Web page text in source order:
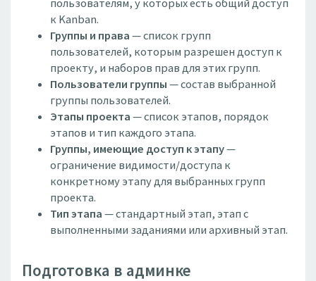
к Kanban.
Группы и права— список групп
пользователей, которым разрешен доступ к
проекту, и наборов прав для этих групп.
Пользователи группы— состав выбранной
группы пользователей.
Этапы проекта— список этапов, порядок
этапов и тип каждого этапа.
Группы, имеющие доступ к этапу—
ограничение видимости/доступа к
конкретному этапу для выбранных групп
проекта.
Тип этапа— стандартный этап, этап с
выполненными заданиями или архивный этап.
Подготовка в админке